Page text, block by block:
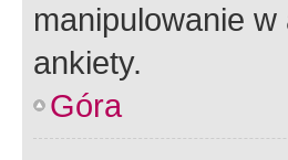
manipulowanie
ankiety.
Góra